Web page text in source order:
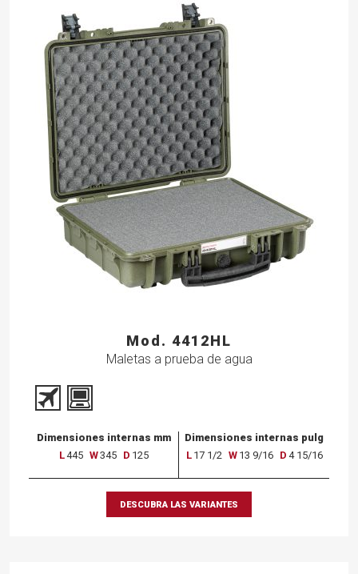
Mod. 4412HL
Maletas a prueba de agua
Dimensiones internas mm
L445 W345 D 125
Dimensiones internas pulg
L 17 1/2 W 13 9/16 D 4 15/16
DESCUBRA LAS VARIANTES